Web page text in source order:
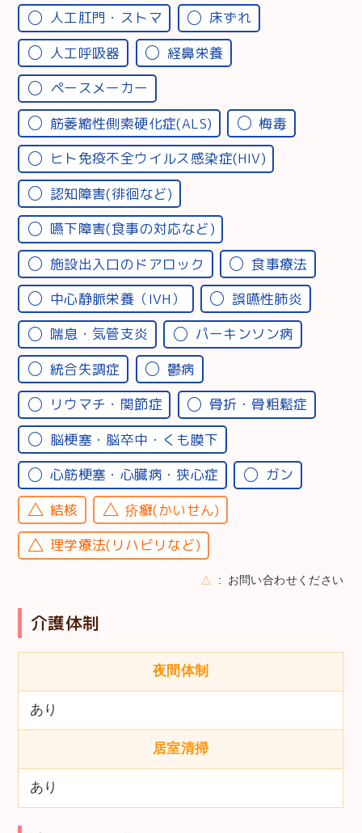
人工肛門・ストマ
床ずれ
人工呼吸器
経鼻栄養
ペースメーカー
筋萎縮性側索硬化症(ALS)
梅毒
ヒト免疫不全ウイルス感染症(HIV)
認知障害(徘徊など)
嚥下障害(食事の対応など)
施設出入口のドアロック
食事療法
中心静脈栄養（IVH）
誤嚥性肺炎
喘息・気管支炎
パーキンソン病
統合失調症
鬱病
リウマチ・関節症
骨折・骨粗鬆症
脳梗塞・脳卒中・くも膜下
心筋梗塞・心臓病・狭心症
ガン
結核
疥癬(かいせん)
理学療法(リハビリなど)
△ お問い合わせください
介護体制
夜間体制
あり
居室清掃
あり